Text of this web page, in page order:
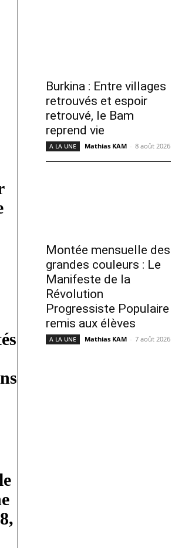
Burkina : Entre villages
retrouvés et espoir
retrouvé, le Bam
reprend vie
A LA UNE Mathias KAM - 8 août 2026
Montée mensuelle des
grandes couleurs : Le
Manifeste de la
Révolution
Progressiste Populaire
remis aux élèves
A LA UNE Mathias KAM - 7 août 2026